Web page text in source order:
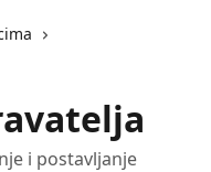
i postavljanje